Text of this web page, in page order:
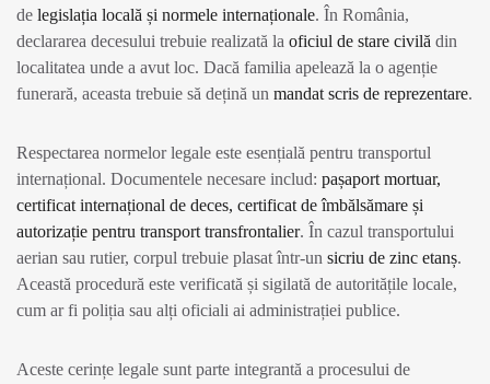
de legislația locală și normele internaționale. În România,
declararea decesului trebuie realizată la oficiul de stare civilă din
localitatea unde a avut loc. Dacă familia apelează la o agenție
funerară, aceasta trebuie să dețină un mandat scris de reprezentare.
Respectarea normelor legale este esențială pentru transportul
internațional. Documentele necesare includ: pașaport mortuar,
certificat internațional de deces, certificat de îmbălsămare și
autorizație pentru transport transfrontalier. În cazul transportului
aerian sau rutier, corpul trebuie plasat într-un sicriu de zinc etanș.
Această procedură este verificată și sigilată de autoritățile locale,
cum ar fi poliția sau alți oficiali ai administrației publice.
Aceste cerințe legale sunt parte integrantă a procesului de